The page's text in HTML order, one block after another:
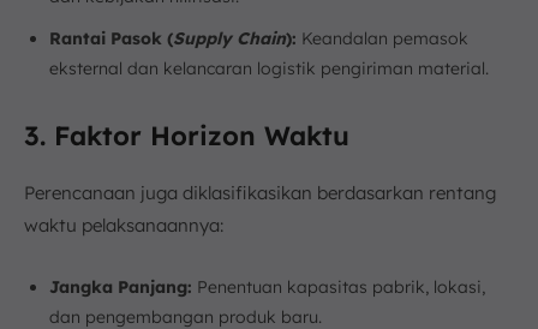
Rantai Pasok (Supply Chain): Keandalan pemasok
eksternal dan kelancaran logistik pengiriman material.
3. Faktor Horizon Waktu
Perencanaan juga diklasifikasikan berdasarkan rentang
waktu pelaksanaannya:
Jangka Panjang: Penentuan kapasitas pabrik, lokasi,
dan pengembangan produk baru.